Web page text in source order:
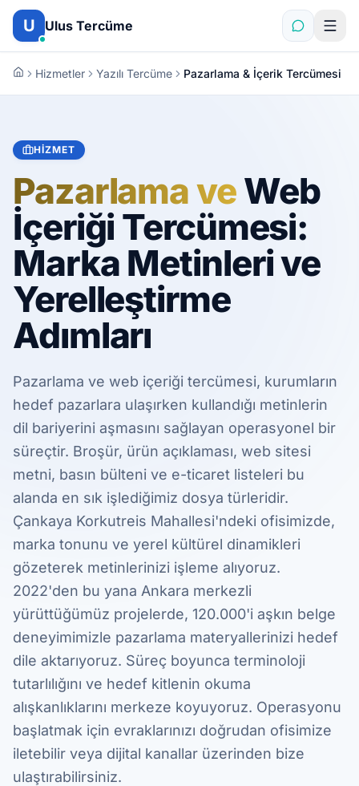
İçeriğe atla
U Ulus Tercüme
Hizmetler Yazılı Tercüme Pazarlama & İçerik Tercümesi
HIZMET
Pazarlama veWeb
İçeriği Tercümesi:
Marka Metinleri ve
Yerelleştirme
Adımları
Pazarlama ve web içeriği tercümesi, kurumların
hedef pazarlara ulaşırken kullandığı metinlerin
dil bariyerini aşmasını sağlayan operasyonel bir
süreçtir. Broşür, ürün açıklaması, web sitesi
metni, basın bülteni ve e-ticaret listeleri bu
alanda en sık işlediğimiz dosya türleridir.
Çankaya Korkutreis Mahallesi'ndeki ofisimizde,
marka tonunu ve yerel kültürel dinamikleri
gözeterek metinlerinizi işleme alıyoruz.
2022'den bu yana Ankara merkezli
yürüttüğümüz projelerde, 120.000'i aşkın belge
deneyimimizle pazarlama materyallerinizi hedef
dile aktarıyoruz. Süreç boyunca terminoloji
tutarlılığını ve hedef kitlenin okuma
alışkanlıklarını merkeze koyuyoruz. Operasyonu
başlatmak için evraklarınızı doğrudan ofisimize
iletebilir veya dijital kanallar üzerinden bize
ulaştırabilirsiniz.